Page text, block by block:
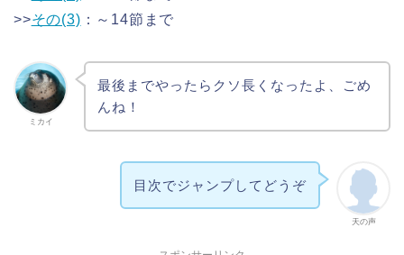
>>その(3) ：～14節まで
ミカイ
最後までやったらクソ長くなったよ、ごめ
んね！
天の声
目次でジャンプしてどうぞ